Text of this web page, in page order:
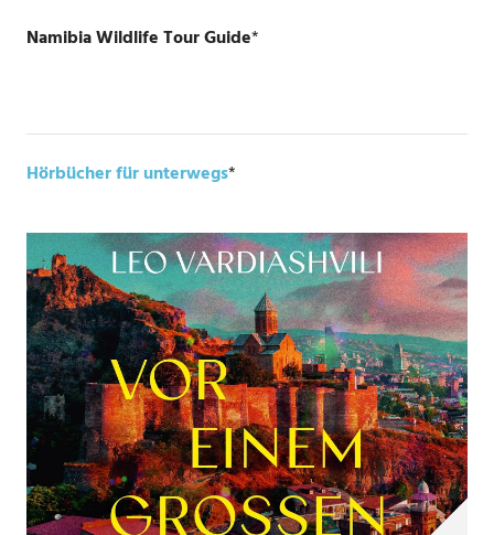
Namibia Wildlife Tour Guide*
Hörbücher für unterwegs*